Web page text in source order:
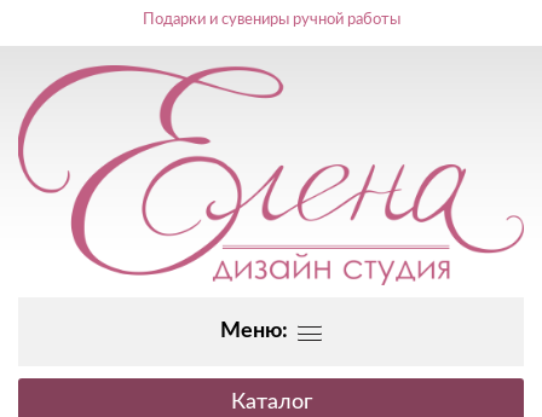
Подарки и сувениры ручной работы
Меню:
Каталог